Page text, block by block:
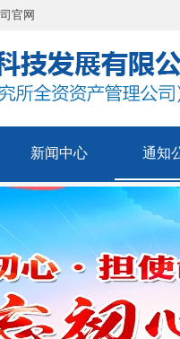
官网
新闻中心 通知